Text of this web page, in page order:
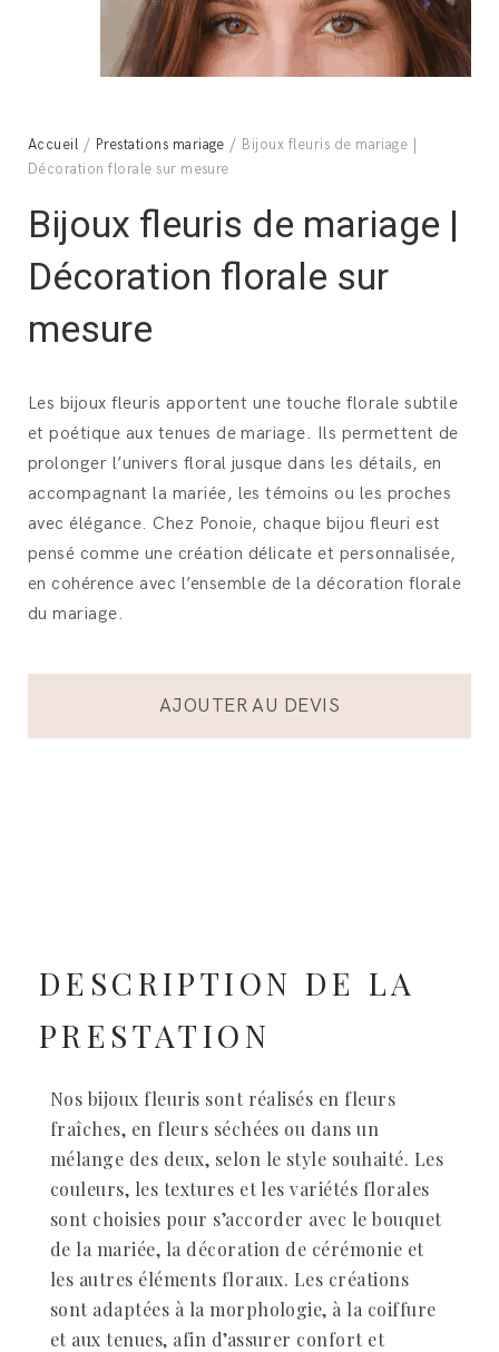
Accueil / Prestations mariage / Bijoux fleuris de mariage |
Décoration florale sur mesure
Bijoux fleuris de mariage |
Décoration florale sur
mesure
Les bijoux fleuris apportent une touche florale subtile
et poétique aux tenues de mariage. Ils permettent de
prolonger l’univers floral jusque dans les détails, en
accompagnant la mariée, les témoins ou les proches
avec élégance. Chez Ponoie, chaque bijou fleuri est
pensé comme une création délicate et personnalisée,
en cohérence avec l’ensemble de la décoration florale
du mariage.
AJOUTER AU DEVIS
DESCRIPTION DE LA
PRESTATION
Nos bijoux fleuris sont réalisés en fleurs
fraîches, en fleurs séchées ou dans un
mélange des deux, selon le style souhaité. Les
couleurs, les textures et les variétés florales
sont choisies pour s’accorder avec le bouquet
de la mariée, la décoration de cérémonie et
les autres éléments floraux. Les créations
sont adaptées à la morphologie, à la coiffure
et aux tenues, afin d’assurer confort et